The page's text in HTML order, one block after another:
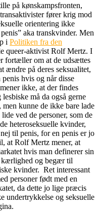
på kønskampsfronten,
fører krig mod
orientering ikke
aka transkvinder. Men
i Politiken fra den
queer-aktivist Rolf Mertz. I
fortæller om at de udsættes
ændre på deres seksualitet,
hvis og når disse
ikke, at der findes
må da også gerne
kunne de ikke bare lade
ved de personer, som de
heteroseksuelle kvinder,
til penis, for en penis er jo
at Rolf Mertz mener, at
hvis man definerer sin
kærlighed og begær til
kvinder. Ret interessant
personer født med en
da dette jo lige præcis
undertrykkelse og seksuelle